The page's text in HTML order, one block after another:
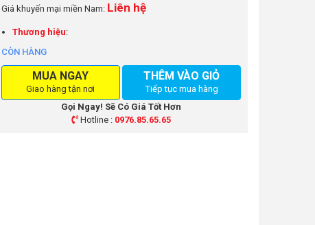
Giá khuyến mại miền Nam: Liên hệ
Thương hiệu:
CÒN HÀNG
MUA NGAY
Giao hàng tận nơi
THÊM VÀO GIỎ
Tiếp tục mua hàng
Gọi Ngay! Sẽ Có Giá Tốt Hơn
Hotline : 0976.85.65.65